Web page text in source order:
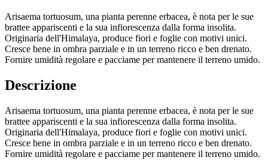
Arisaema tortuosum, una pianta perenne erbacea, è nota per le sue
brattee appariscenti e la sua infiorescenza dalla forma insolita.
Originaria dell'Himalaya, produce fiori e foglie con motivi unici.
Cresce bene in ombra parziale e in un terreno ricco e ben drenato.
Fornire umidità regolare e pacciame per mantenere il terreno umido.
Descrizione
Arisaema tortuosum, una pianta perenne erbacea, è nota per le sue
brattee appariscenti e la sua infiorescenza dalla forma insolita.
Originaria dell'Himalaya, produce fiori e foglie con motivi unici.
Cresce bene in ombra parziale e in un terreno ricco e ben drenato.
Fornire umidità regolare e pacciame per mantenere il terreno umido.